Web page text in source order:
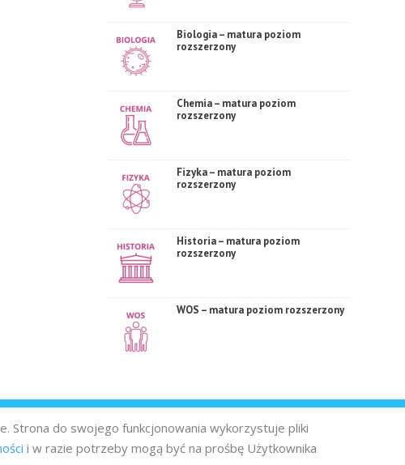
Biologia – matura poziom
rozszerzony
Chemia – matura poziom
rozszerzony
Fizyka – matura poziom
rozszerzony
Historia – matura poziom
rozszerzony
WOS – matura poziom rozszerzony
Strona do swojego funkcjonowania wykorzystuje pliki
i w razie potrzeby mogą być na prośbę Użytkownika